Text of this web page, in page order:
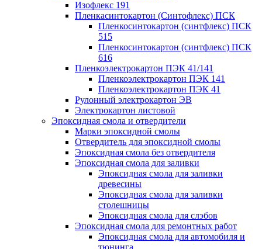
Изофлекс 191
Пленкасинтокартон (Синтофлекс) ПСК
Пленкосинтокартон (синтфлекс) ПСК
515
Пленкосинтокартон (синтфлекс) ПСК
616
Пленкоэлектрокартон ПЭК 41/141
Пленкоэлектрокартон ПЭК 141
Пленкоэлектрокартон ПЭК 41
Рулонный электрокартон ЭВ
Электрокартон листовой
Эпоксидная смола и отвердители
Марки эпоксидной смолы
Отвердитель для эпоксидной смолы
Эпоксидная смола без отвердителя
Эпоксидная смола для заливки
Эпоксидная смола для заливки
древесины
Эпоксидная смола для заливки
столешницы
Эпоксидная смола для слэбов
Эпоксидная смола для ремонтных работ
Эпоксидная смола для автомобиля и